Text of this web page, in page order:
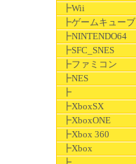
┣Wii
┣ゲームキューブ
┣NINTENDO64
┣SFC_SNES
┣ファミコン
┣NES
┣
┣XboxSX
┣XboxONE
┣Xbox 360
┣Xbox